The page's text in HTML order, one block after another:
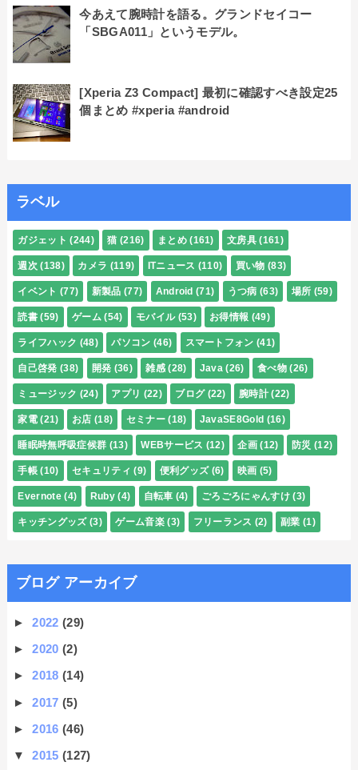
今あえて腕時計を語る。グランドセイコー
「SBGA011」というモデル。
[Xperia Z3 Compact] 最初に確認すべき設定25
個まとめ #xperia #android
ラベル
ガジェット (244) 猫 (216) まとめ (161) 文房具 (161)
週次 (138) カメラ (119) ITニュース (110) 買い物 (83)
イベント (77) 新製品 (77) Android (71) うつ病 (63) 場所 (59)
読書 (59) ゲーム (54) モバイル (53) お得情報 (49)
ライフハック (48) パソコン (46) スマートフォン (41)
自己啓発 (38) 開発 (36) 雑感 (28) Java (26) 食べ物 (26)
ミュージック (24) アプリ (22) ブログ (22) 腕時計 (22)
家電 (21) お店 (18) セミナー (18) JavaSE8Gold (16)
睡眠時無呼吸症候群 (13) WEBサービス (12) 企画 (12) 防災 (12)
手帳 (10) セキュリティ (9) 便利グッズ (6) 映画 (5)
Evernote (4) Ruby (4) 自転車 (4) ごろごろにゃんすけ (3)
キッチングッズ (3) ゲーム音楽 (3) フリーランス (2) 副業 (1)
ブログ アーカイブ
►2022(29)
►2020(2)
►2018(14)
►2017(5)
►2016(46)
▼2015(127)